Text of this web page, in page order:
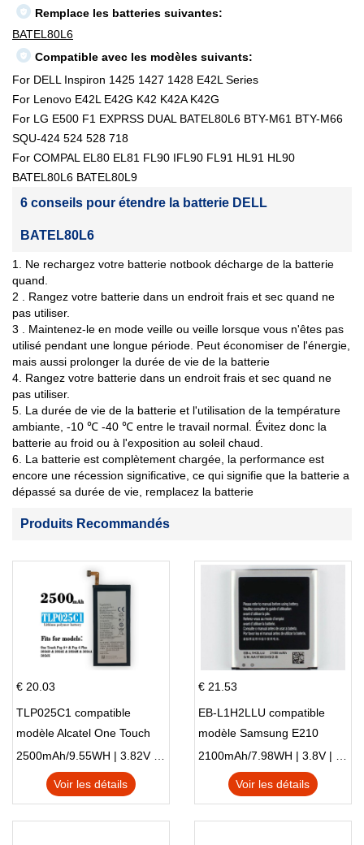
Remplace les batteries suivantes:
BATEL80L6
Compatible avec les modèles suivants:
For DELL Inspiron 1425 1427 1428 E42L Series
For Lenovo E42L E42G K42 K42A K42G
For LG E500 F1 EXPRSS DUAL BATEL80L6 BTY-M61 BTY-M66
SQU-424 524 528 718
For COMPAL EL80 EL81 FL90 IFL90 FL91 HL91 HL90
BATEL80L6 BATEL80L9
6 conseils pour étendre la batterie DELL
BATEL80L6
1. Ne rechargez votre batterie notbook décharge de la batterie
quand.
2 . Rangez votre batterie dans un endroit frais et sec quand ne
pas utiliser.
3 . Maintenez-le en mode veille ou veille lorsque vous n'êtes pas
utilisé pendant une longue période. Peut économiser de l'énergie,
mais aussi prolonger la durée de vie de la batterie
4. Rangez votre batterie dans un endroit frais et sec quand ne
pas utiliser.
5. La durée de vie de la batterie et l'utilisation de la température
ambiante, -10 ℃ -40 ℃ entre le travail normal. Évitez donc la
batterie au froid ou à l'exposition au soleil chaud.
6. La batterie est complètement chargée, la performance est
encore une récession significative, ce qui signifie que la batterie a
dépassé sa durée de vie, remplacez la batterie
Produits Recommandés
€ 20.03
TLP025C1 compatible
modèle Alcatel One Touch
Pop 4 Plus OT-5056D
2500mAh/9.55WH | 3.82V | Li-ion ...
Voir les détails
€ 21.53
EB-L1H2LLU compatible
modèle Samsung E210
E210K i939
2100mAh/7.98WH | 3.8V | Li-ion ...
Voir les détails